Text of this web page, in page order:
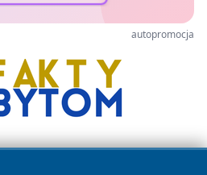
autopromocja